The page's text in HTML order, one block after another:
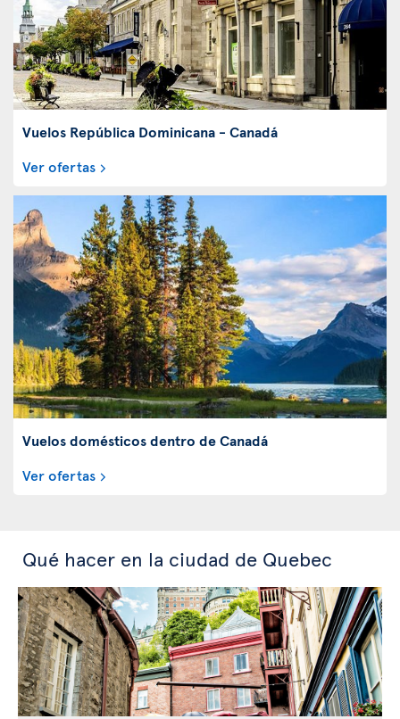
Vuelos República Dominicana - Canadá
Ver ofertas
Vuelos domésticos dentro de Canadá
Ver ofertas
Qué hacer en la ciudad de Quebec